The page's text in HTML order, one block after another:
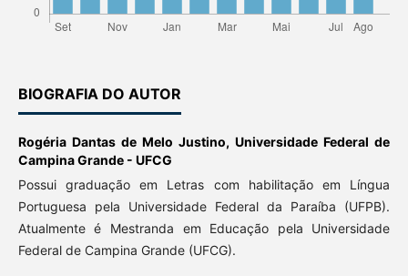
BIOGRAFIA DO AUTOR
Rogéria Dantas de Melo Justino,Universidade Federal de
Campina Grande - UFCG
Possui graduação em Letras com habilitação em Língua
Portuguesa pela Universidade Federal da Paraíba (UFPB).
Atualmente é Mestranda em Educação pela Universidade
Federal de Campina Grande (UFCG).